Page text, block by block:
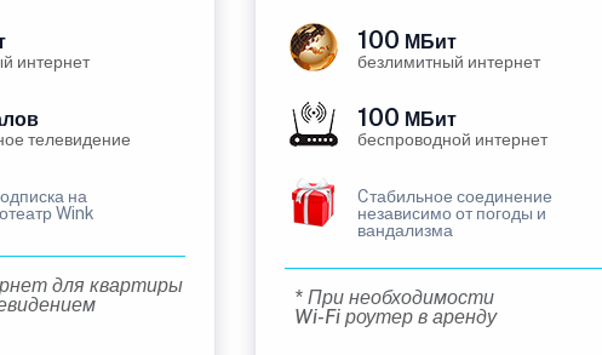
интернет
телевидение
на
Wink
для квартиры
100 МБит
безлимитный интернет
100 МБит
беспроводной интернет
Cтабильное соединение
независимо от погоды и
вандализма
* При необходимости
Wi-Fi роутер в аренду